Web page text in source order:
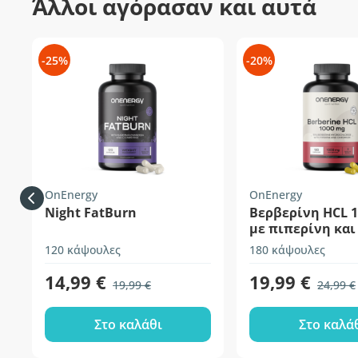
Άλλοι αγόρασαν και αυτά
-25%
OnEnergy
Night FatBurn
120 κάψουλες
14,99 € 19,99 €
Στο καλάθι
-20%
OnEnergy
Βερβερίνη HCL
με πιπερίνη
180 κάψουλες
19,99 € 24,99 €
Στο